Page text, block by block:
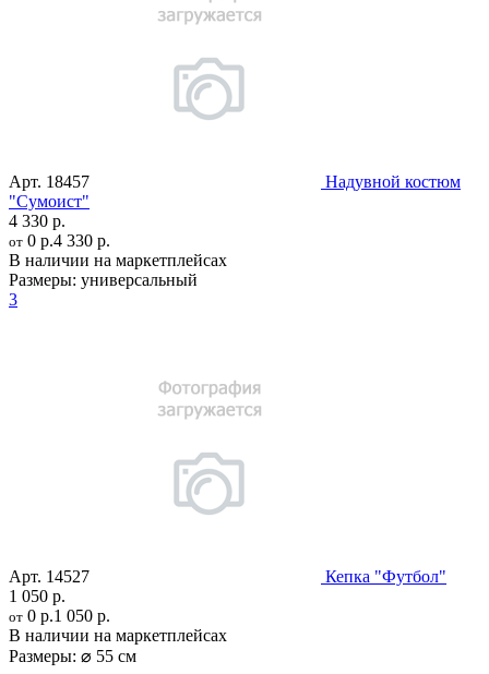
Арт. 18457
Надувной костюм
"Сумоист"
4 330 р.
от 0 р.4 330 р.
В наличии на маркетплейсах
Размеры: универсальный
3
Арт. 14527
Кепка "Футбол"
1 050 р.
от 0 р.1 050 р.
В наличии на маркетплейсах
Размеры: ⌀ 55 см